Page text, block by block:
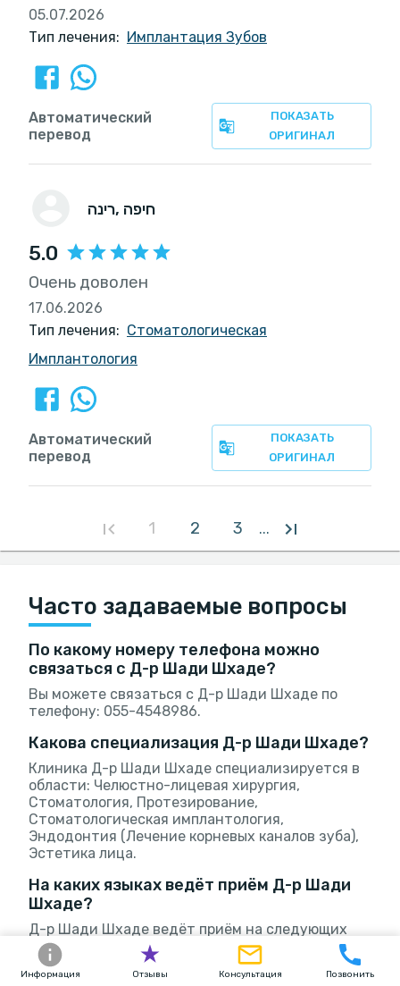
05.07.2026
Тип лечения: Имплантация Зубов
ПОКАЗАТЬ
ОРИГИНАЛ
Автоматический
перевод
רינה , חיפה
5.0
Очень доволен
17.06.2026
Тип лечения: Стоматологическая
Имплантология
ПОКАЗАТЬ
ОРИГИНАЛ
Автоматический
перевод
1 2 3 ...
Часто задаваемые вопросы
По какому номеру телефона можно
связаться с Д-р Шади Шхаде?
Вы можете связаться с Д-р Шади Шхаде по
телефону: 055-4548986.
Какова специализация Д-р Шади Шхаде?
Клиника Д-р Шади Шхаде специализируется в
области: Челюстно-лицевая хирургия,
Стоматология, Протезирование,
Стоматологическая имплантология,
Эндодонтия (Лечение корневых каналов зуба),
Эстетика лица.
На каких языках ведёт приём Д-р Шади
Шхаде?
Д-р Шади Шхаде ведёт приём на следующих
языках: Иврит, Английский, Арабский.
Можно ли связаться с Д-р Шади Шхаде
Информация Отзывы Консультация Позвонить